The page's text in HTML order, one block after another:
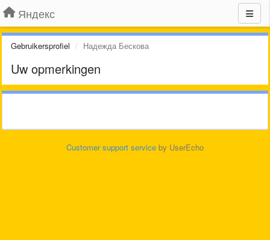
Яндекс
Gebruikersprofiel Надежда Бескова
Uw opmerkingen
Customer support service by UserEcho